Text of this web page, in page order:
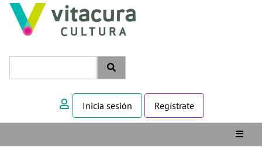
Inicia sesión Regístrate